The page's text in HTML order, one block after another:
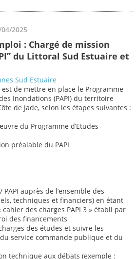
2025
: Chargé de mission
du Littoral Sud Estuaire et
Sud Estuaire
de mettre en place le Programme
Inondations (PAPI) du territoire
de Jade, selon les étapes suivantes :
du Programme d’Etudes
préalable du PAPI
PAPI auprès de l’ensemble des
techniques et financiers) en étant
des charges PAPI 3 » établi par
des financements
des études et suivre les
service commande publique et du
technique aux débats (exemple :